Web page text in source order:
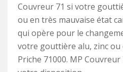
Couvreur 71 si votre
ou en très mauvaise état
qui opère pour le
votre gouttière alu, zinc ou
Priche 71000. MP